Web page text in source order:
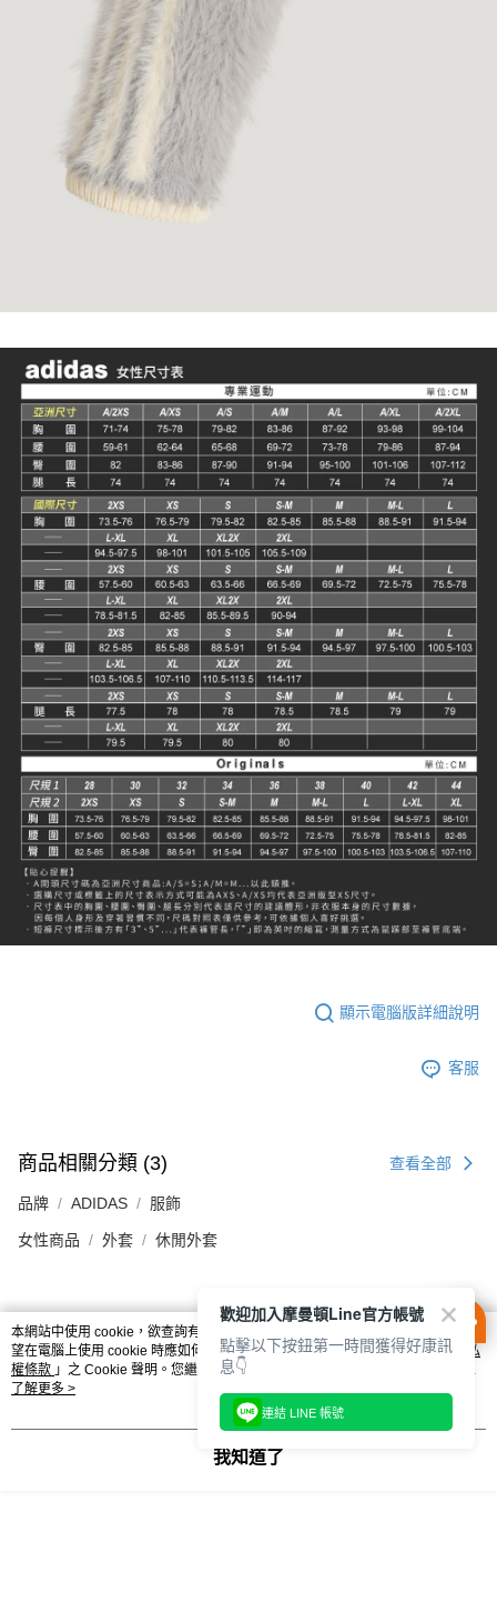
顯示電腦版詳細說明
客服
商品相關分類 (3) 查看全部
品牌 ADIDAS 服飾
女性商品 外套 休閒外套
評價
喜歡這個商品嗎？購買後給他一個好評吧
一 必買清單 一
本網站中使用 cookie，欲查詢有關本網站使用 cookie 方式之詳情，及若您不希
望在電腦上使用 cookie 時應如何變更電腦的 cookie 設定，請參閱本網站「
隱私
權條款 」之 Cookie 聲明。您繼續使用本網站即表示您同意本公司得按本網站使
用條款之 Cookie 聲明使用 cookie。
了解更多 >
我知道了
歡迎加入摩曼頓Line官方帳號
點擊以下按鈕第一時間獲得好康訊
息👇
連結 LINE 帳號